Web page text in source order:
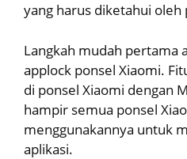
yang harus diketahui oleh
Langkah mudah pertama
applock ponsel Xiaomi.
di ponsel Xiaomi dengan
hampir semua ponsel
menggunakannya untuk
aplikasi.